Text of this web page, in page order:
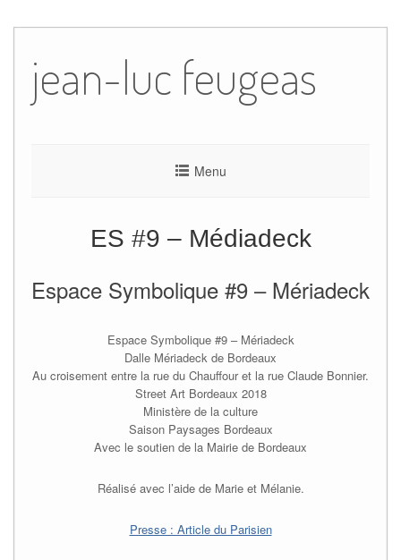
content
jean-luc feugeas
Menu
ES #9 – Médiadeck
Espace Symbolique #9 – Mériadeck
Espace Symbolique #9 – Mériadeck
Dalle Mériadeck de Bordeaux
Au croisement entre la rue du Chauffour et la rue Claude Bonnier.
Street Art Bordeaux 2018
Ministère de la culture
Saison Paysages Bordeaux
Avec le soutien de la Mairie de Bordeaux
Réalisé avec l’aide de Marie et Mélanie.
Presse : Article du Parisien